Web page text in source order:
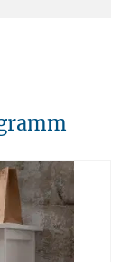
entsorgt
an speziellen